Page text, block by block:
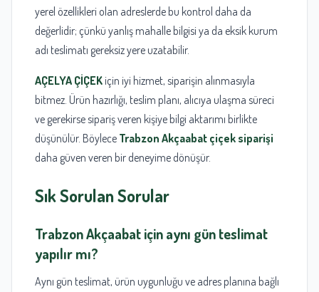
yerel özellikleri olan adreslerde bu kontrol daha da
değerlidir; çünkü yanlış mahalle bilgisi ya da eksik kurum
adı teslimatı gereksiz yere uzatabilir.
AÇELYA ÇİÇEK için iyi hizmet, siparişin alınmasıyla
bitmez. Ürün hazırlığı, teslim planı, alıcıya ulaşma süreci
ve gerekirse sipariş veren kişiye bilgi aktarımı birlikte
düşünülür. Böylece Trabzon Akçaabat çiçek siparişi
daha güven veren bir deneyime dönüşür.
Sık Sorulan Sorular
Trabzon Akçaabatiçin aynı gün teslimat
yapılır mı?
Aynı gün teslimat, ürün uygunluğu ve adres planına bağlı